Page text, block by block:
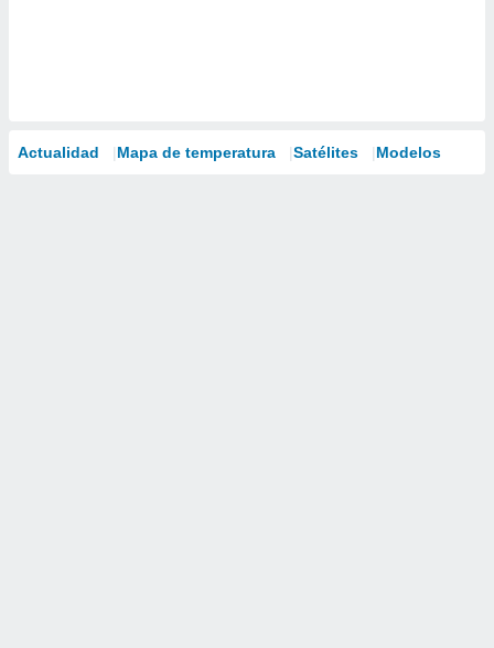
Actualidad Mapa de temperatura Satélites Modelos